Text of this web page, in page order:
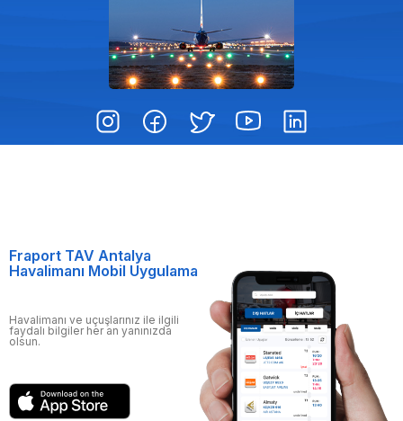
Fraport TAV Antalya
Havalimanı Mobil Uygulama
Havalimanı ve uçuşlarınız ile ilgili
faydalı bilgiler her an yanınızda
olsun.